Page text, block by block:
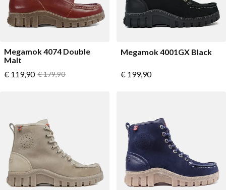
Megamok 4074 Double
Malt
Vanaf
€ 119,90 Normale prijs
€ 179,90
Megamok 4001GX Black
Vanaf
€ 199,90